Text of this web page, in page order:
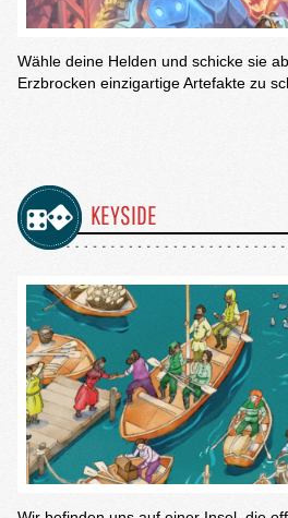
Wähle deine Helden und schicke sie
Erzbrocken einzigartige Artefakte zu
KEYSIDE